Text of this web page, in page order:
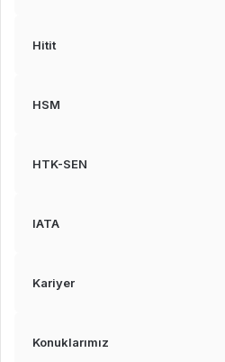
Hitit
HSM
HTK-SEN
IATA
Kariyer
Konuklarımız